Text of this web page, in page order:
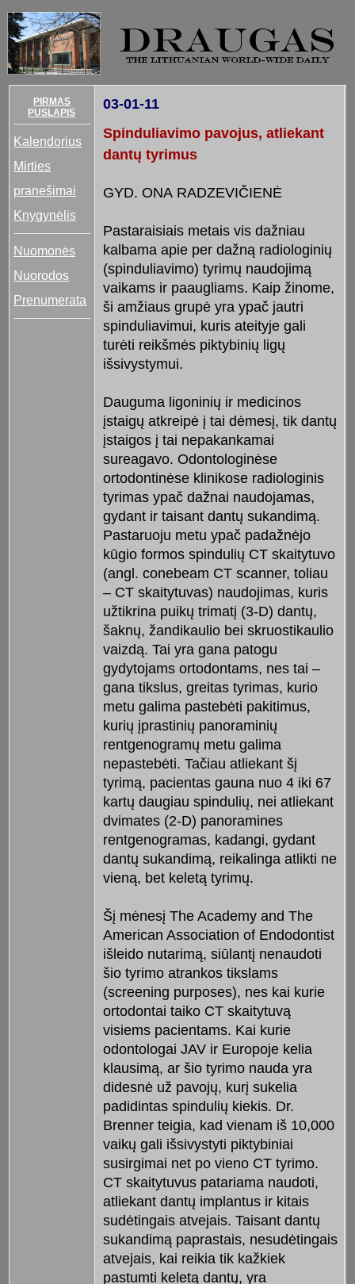
PIRMAS
PUSLAPIS
Kalendorius
Mirties
pranešimai
Knygynėlis
Nuomonės
Nuorodos
Prenumerata
03-01-11
Spinduliavimo pavojus, atliekant
dantų tyrimus
GYD. ONA RADZEVIČIENĖ
Pastaraisiais metais vis dažniau
kalbama apie per dažną radiologinių
(spinduliavimo) tyrimų naudojimą
vaikams ir paaugliams. Kaip žinome,
ši amžiaus grupė yra ypač jautri
spinduliavimui, kuris ateityje gali
turėti reikšmės piktybinių ligų
išsivystymui.
Dauguma ligoninių ir medicinos
įstaigų atkreipė į tai dėmesį, tik dantų
įstaigos į tai nepakankamai
sureagavo. Odontologinėse
ortodontinėse klinikose radiologinis
tyrimas ypač dažnai naudojamas,
gydant ir taisant dantų sukandimą.
Pastaruoju metu ypač padažnėjo
kūgio formos spindulių CT skaitytuvo
(angl. conebeam CT scanner, toliau
– CT skaitytuvas) naudojimas, kuris
užtikrina puikų trimatį (3-D) dantų,
šaknų, žandikaulio bei skruostikaulio
vaizdą. Tai yra gana patogu
gydytojams ortodontams, nes tai –
gana tikslus, greitas tyrimas, kurio
metu galima pastebėti pakitimus,
kurių įprastinių panoraminių
rentgenogramų metu galima
nepastebėti. Tačiau atliekant šį
tyrimą, pacientas gauna nuo 4 iki 67
kartų daugiau spindulių, nei atliekant
dvimates (2-D) panoramines
rentgenogramas, kadangi, gydant
dantų sukandimą, reikalinga atlikti ne
vieną, bet keletą tyrimų.
Šį mėnesį The Academy and The
American Association of Endodontist
išleido nutarimą, siūlantį nenaudoti
šio tyrimo atrankos tikslams
(screening purposes), nes kai kurie
ortodontai taiko CT skaitytuvą
visiems pacientams. Kai kurie
odontologai JAV ir Europoje kelia
klausimą, ar šio tyrimo nauda yra
didesnė už pavojų, kurį sukelia
padidintas spindulių kiekis. Dr.
Brenner teigia, kad vienam iš 10,000
vaikų gali išsivystyti piktybiniai
susirgimai net po vieno CT tyrimo.
CT skaitytuvus patariama naudoti,
atliekant dantų implantus ir kitais
sudėtingais atvejais. Taisant dantų
sukandimą paprastais, nesudėtingais
atvejais, kai reikia tik kažkiek
pastumti keletą dantų, yra